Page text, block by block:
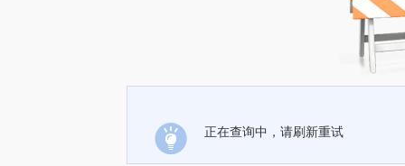
正在查询中，请刷新重试